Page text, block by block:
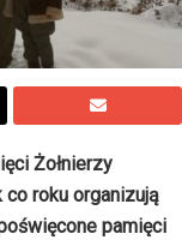
Żołnierzy
roku organizują
pamięci